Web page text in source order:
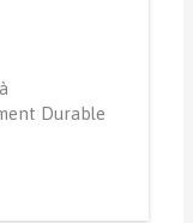
Durable